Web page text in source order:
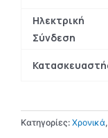
Ηλεκτρική
Σύνδεση
Κατηγορίες: Χρονικά,